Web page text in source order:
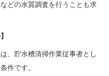
どの水質調査を行うことも求
、貯水槽清掃作業従事者とし
件です。